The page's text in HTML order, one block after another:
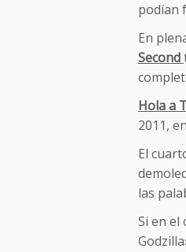
podían
En
Second
Hola a
2011,
El
las
Si en el